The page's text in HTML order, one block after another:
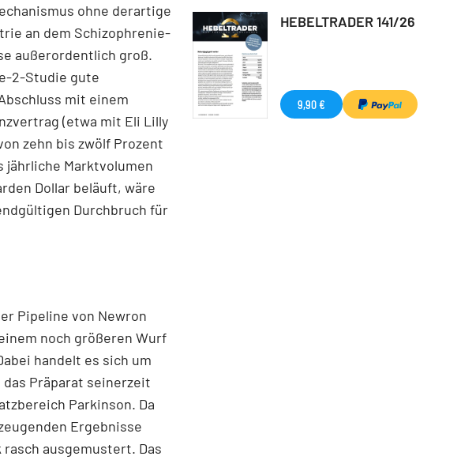
ohne derartige
an dem Schizophrenie-
außerordentlich groß.
2-Studie gute
mit einem
(etwa mit Eli Lilly
zehn bis zwölf Prozent
jährliche Marktvolumen
Dollar beläuft, wäre
Durchbruch für
Pipeline von Newron
noch größeren Wurf
handelt es sich um
Präparat seinerzeit
Parkinson. Da
Ergebnisse
ausgemustert. Das
HEBELTRADER 141/26
9,90 €